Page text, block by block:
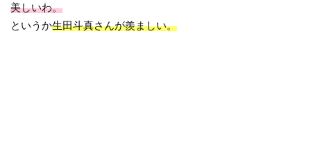
美しいわ。
というか生田斗真さんが羨ましい。